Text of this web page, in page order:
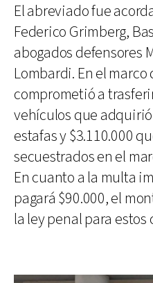
El abreviado fue
Federico Grimberg,
abogados defensores
Lombardi. En el
comprometió a
vehículos que
estafas y $3.110.000
secuestrados en el
En cuanto a la multa
pagará $90.000, el
la ley penal para estos